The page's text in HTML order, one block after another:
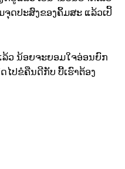
ດປະສົງຂອງຄິ້ມສະ ແລ້ວເປິ້
ວ ນ້ອຍຈະຍອມໃຈອ່ອນຍົກ
ປຂໍຄືນດີກັບ ບີ້ເຮົາຕ້ອງ